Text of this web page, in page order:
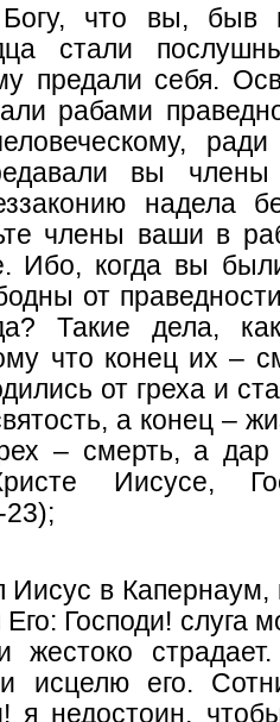
Богу, что вы, быв
стали
предали себя.
рабами
вы
надела
члены ваши в
Ибо, когда вы
от
Такие дела,
что конец их –
от греха и
а конец –
– смерть, а
Иисусе,
Иисус в
Его: Господи! слуга
жестоко
исцелю его.
я недостоин,